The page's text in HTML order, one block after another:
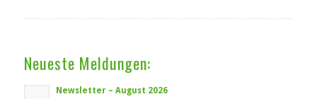
Neueste Meldungen:
Newsletter – August 2026